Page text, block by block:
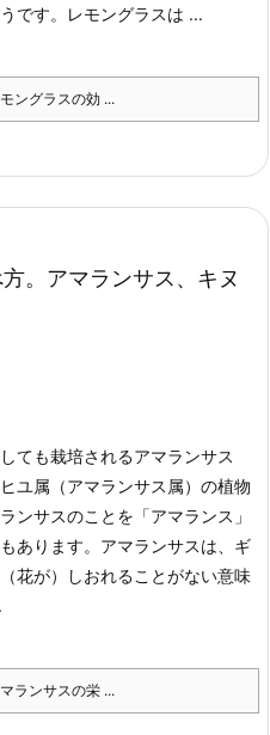
です。
レモングラスは ...
ングラスの効 ...
。アマランサス、キヌ
ても栽培されるアマランサス
ユ属（アマランサス属）の植物
ンサスのことを「アマランス」
あります。 アマランサスは、ギ
花が）しおれることがない意味
ランサスの栄 ...